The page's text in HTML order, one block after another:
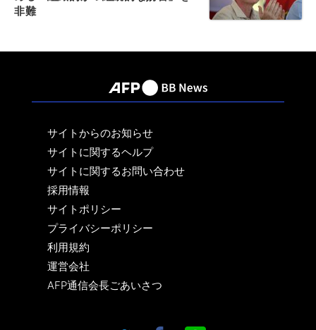
非難
サイトからのお知らせ
サイトに関するヘルプ
サイトに関するお問い合わせ
採用情報
サイトポリシー
プライバシーポリシー
利用規約
運営会社
AFP通信会長ごあいさつ